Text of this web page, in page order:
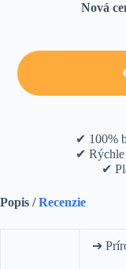
Nová
✔ 100%
✔ Rýchle
✔
Popis /Recenzie
➔